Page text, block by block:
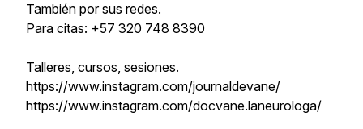
También por sus redes.
Para citas: +57 320 748 8390
Talleres, cursos, sesiones.
https://www.instagram.com/journaldevane/
https://www.instagram.com/docvane.laneurologa/